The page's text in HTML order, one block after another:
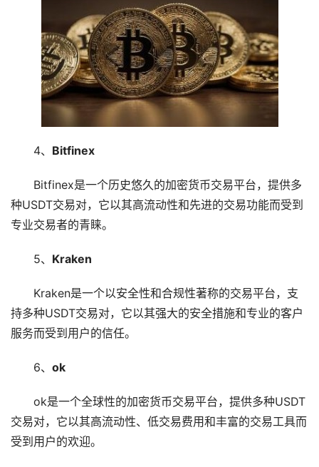
4、 Bitfinex
Bitfinex是一个历史悠久的加密货币交易平台，提供多
种USDT交易对，它以其高流动性和先进的交易功能而受到
专业交易者的青睐。
5、 Kraken
Kraken是一个以安全性和合规性著称的交易平台，支
持多种USDT交易对，它以其强大的安全措施和专业的客户
服务而受到用户的信任。
6、 ok
ok是一个全球性的加密货币交易平台，提供多种USDT
交易对，它以其高流动性、低交易费用和丰富的交易工具而
受到用户的欢迎。